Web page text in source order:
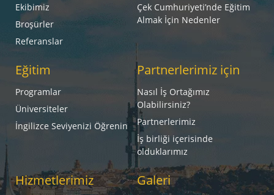
Ekibimiz
Broşürler
Referanslar
Çek Cumhuriyeti’nde Eğitim
Almak İçin Nedenler
Eğitim
Programlar
Üniversiteler
İngilizce Seviyenizi Öğrenin
Partnerlerimiz için
Nasıl İş Ortağımız
Olabilirsiniz?
Partnerlerimiz
İş birliği içerisinde
olduklarımız
Hizmetlerimiz Galeri